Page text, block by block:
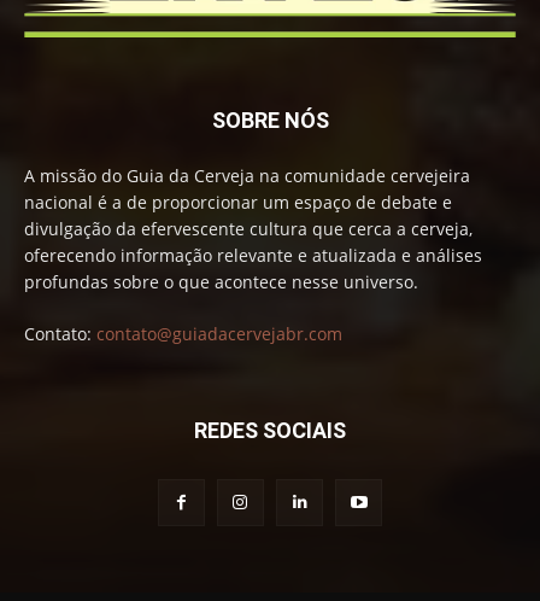
SOBRE NÓS
A missão do Guia da Cerveja na comunidade cervejeira
nacional é a de proporcionar um espaço de debate e
divulgação da efervescente cultura que cerca a cerveja,
oferecendo informação relevante e atualizada e análises
profundas sobre o que acontece nesse universo.
Contato: contato@guiadacervejabr.com
REDES SOCIAIS